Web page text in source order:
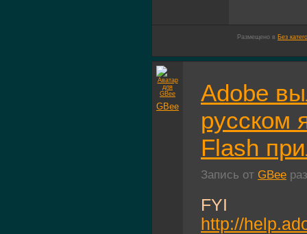
Размещено в Без
GBee
Adobe
русском
Flash
Запись от GBee
FYI
http://